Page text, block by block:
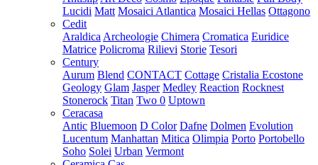
Lucidi Matt Mosaici Atlantica Mosaici Hellas Ottagono
Cedit
Araldica Archeologie Chimera Cromatica Euridice
Matrice Policroma Rilievi Storie Tesori
Century
Aurum Blend CONTACT Cottage Cristalia Ecostone
Geology Glam Jasper Medley Reaction Rocknest
Stonerock Titan Two 0 Uptown
Ceracasa
Antic Bluemoon D Color Dafne Dolmen Evolution
Lucentum Manhattan Mitica Olimpia Porto Portobello
Soho Solei Urban Vermont